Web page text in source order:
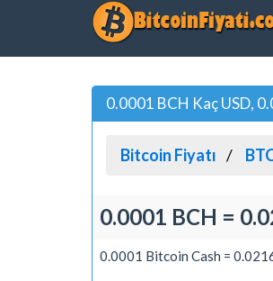
0.0001 BCH Kaç USD,
Bitcoin Fiyatı
0.0001 BCH =
0.0001 Bitcoin Cash =